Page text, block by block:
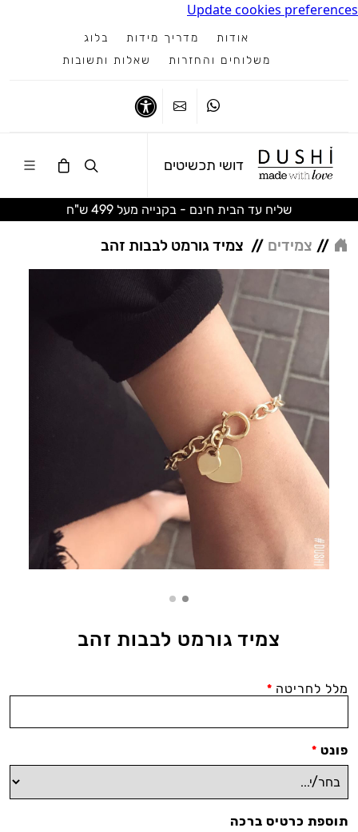
Update cookies preferences
אודות מדריך מידות
בלוג
משלוחים והחזרות
שאלות ותשובות
ווטסאפ צרו קשר
דושי תכשיטים
שליח עד הבית חינם - בקנייה מעל 499 ש"ח
// צמידים // צמיד גורמט לבבות זהב
צמיד גורמט לבבות זהב
מלל לחריטה *
פונט *
תוספת כרטיס ברכה